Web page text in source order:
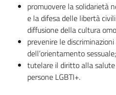
promuovere la solidarietà
e la difesa delle libertà
diffusione della cultura
prevenire le
dell’orientamento sessuale;
tutelare il diritto alla
persone LGBTI+.